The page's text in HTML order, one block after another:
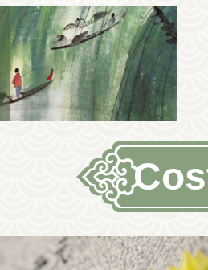
alimentos.